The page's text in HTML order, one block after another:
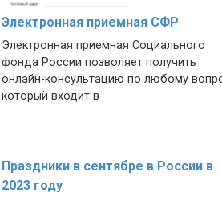
Электронная приемная СФР
Электронная приемная Социального
фонда России позволяет получить
онлайн-консультацию по любому
который входит в
Праздники в сентябре в России в
2023 году